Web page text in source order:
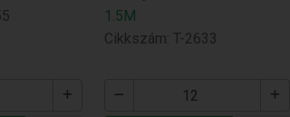
1.5M
Cikkszám: T-2633